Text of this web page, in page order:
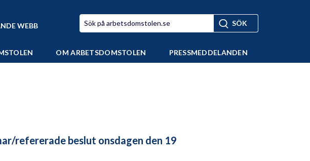
WEBB
OM ARBETSDOMSTOLEN PRESSMEDDELANDEN
refererade beslut onsdagen den 19